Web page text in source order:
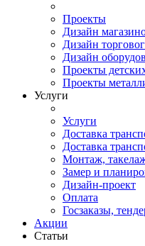
Проекты
Дизайн
Дизайн
Дизайн
Проекты
Проекты
Услуги
Услуги
Доставка
Доставка
Монтаж,
Замер и
Дизайн-проект
Оплата
Госзаказы,
Акции
Статьи